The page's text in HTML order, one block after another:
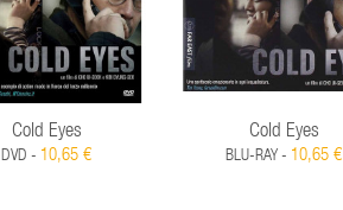
Cold Eyes
DVD - 10,65 €
Cold Eyes
BLU-RAY - 10,65 €